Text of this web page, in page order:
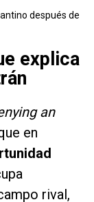
después de
explica
an
en
rival,